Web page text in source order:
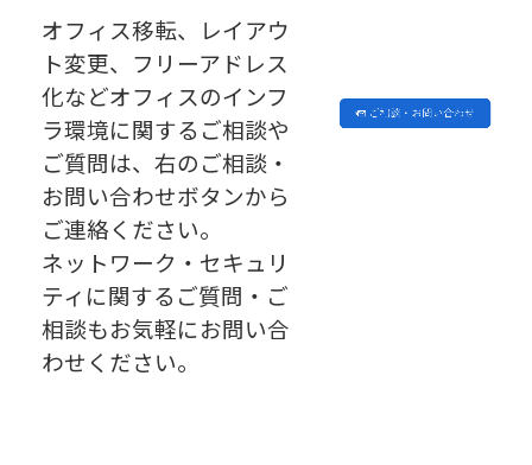
オフィス移転、レイアウ
ト変更、フリーアドレス
化などオフィスのインフ
ラ環境に関するご相談や
ご質問は、右のご相談・
お問い合わせボタンから
ご連絡ください。
ネットワーク・セキュリ
ティに関するご質問・ご
相談もお気軽にお問い合
わせください。